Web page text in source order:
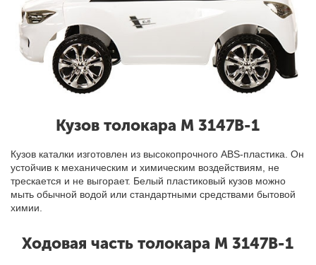
Кузов толокара M 3147B-1
Кузов каталки изготовлен из высокопрочного ABS-пластика. Он
устойчив к механическим и химическим воздействиям, не
трескается и не выгорает. Белый пластиковый кузов можно
мыть обычной водой или стандартными средствами бытовой
химии.
Ходовая часть толокара M 3147B-1